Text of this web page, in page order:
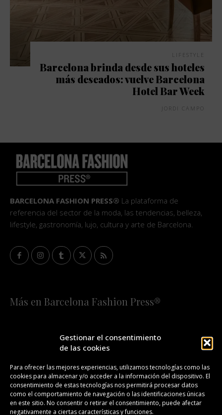
Gestionar el consentimiento
de las cookies
Para ofrecer las mejores experiencias, utilizamos tecnologías como las
cookies para almacenar y/o acceder a la información del dispositivo. El
consentimiento de estas tecnologías nos permitirá procesar datos
como el comportamiento de navegación o las identificaciones únicas
en este sitio. No consentir o retirar el consentimiento, puede afectar
negativamente a ciertas características y funciones.
LIFESTYLE
Barcelona brinda desde sus hoteles
más deseados: vuelve Barcelona
Hotel Bar Week
JORDI CAMPO
BARCELONA FASHION PRESS® La plataforma de
referencia del sector de la moda, las tendencias, belleza,
lifestyle, gastronomía, lujo, cultura y arte de Barcelona.
Más en Barcelona Fashion Press®
¡SUSCRÍBETE A NUESTRA FASHION NEWS!
CONTACTO REDACCIÓN PUBLICIDAD
ISSN 2385-4839 DL B 27443-2014